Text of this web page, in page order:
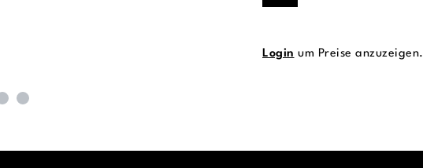
Login um Preise anzuzeigen.